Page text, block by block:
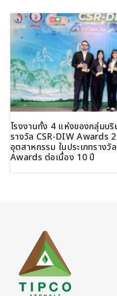
โรงงานทั้ง 4 แห่งของกลุ่มบ
รางวัล CSR-DIW Awards
อุตสาหกรรม ในประเภทราง
Awards ต่อเนื่อง 10 ปี